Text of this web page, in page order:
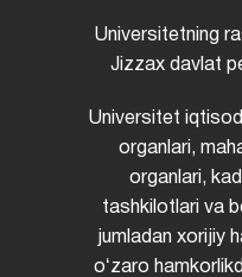
Universitetning
Jizzax davlat
Universitet
organlari,
organlari,
tashkilotlari va
jumladan xorijiy
oʻzaro